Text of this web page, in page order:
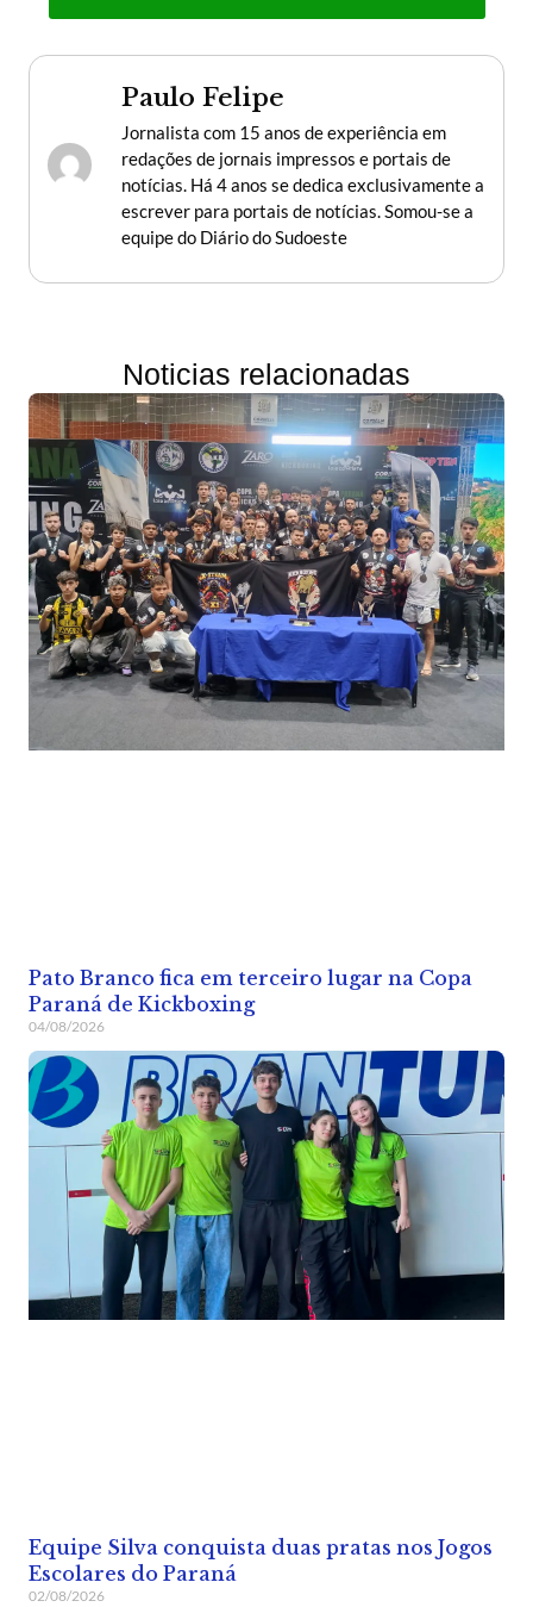
Paulo Felipe
Jornalista com 15 anos de experiência em
redações de jornais impressos e portais de
notícias. Há 4 anos se dedica exclusivamente a
escrever para portais de notícias. Somou-se a
equipe do Diário do Sudoeste
Noticias relacionadas
Pato Branco fica em terceiro lugar na Copa
Paraná de Kickboxing
04/08/2026
Equipe Silva conquista duas pratas nos Jogos
Escolares do Paraná
02/08/2026